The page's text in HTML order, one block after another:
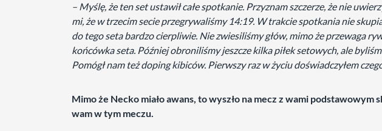
– Myślę, że ten set ustawił całe spotkanie. Przyznam szczerze, że nie
mi, że w trzecim secie przegrywaliśmy 14:19. W trakcie spotkania nie
do tego seta bardzo cierpliwie. Nie zwiesiliśmy głów, mimo że przewaga
końcówka seta. Później obroniliśmy jeszcze kilka piłek setowych, ale
Pomógł nam też doping kibiców. Pierwszy raz w życiu doświadczyłem
Mimo że Necko miało awans, to wyszło na mecz z wami podstawowym
wam w tym meczu.